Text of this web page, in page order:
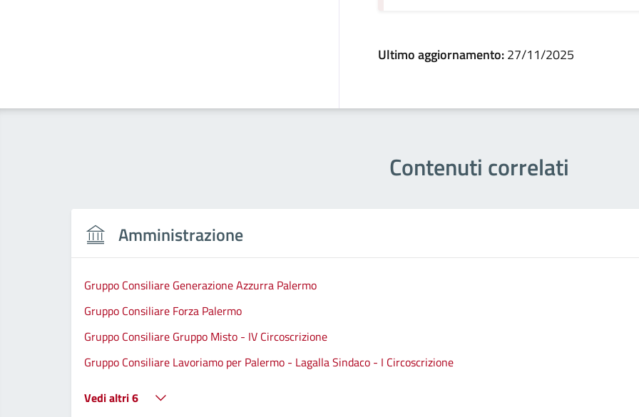
Ultimo aggiornamento:27/11/2025
Contenuti correlati
Amministrazione
Gruppo Consiliare Generazione Azzurra Palermo
Gruppo Consiliare Forza Palermo
Gruppo Consiliare Gruppo Misto - IV Circoscrizione
Gruppo Consiliare Lavoriamo per Palermo - Lagalla Sindaco - I Circoscrizione
Vedi altri 6